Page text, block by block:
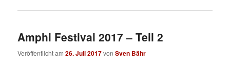
Amphi Festival 2017 – Teil 2
Veröffentlicht am26. Juli 2017vonSven Bähr